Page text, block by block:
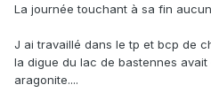
La journée touchant à sa fin
J ai travaillé dans le tp et bcp de
la digue du lac de bastennes
aragonite....